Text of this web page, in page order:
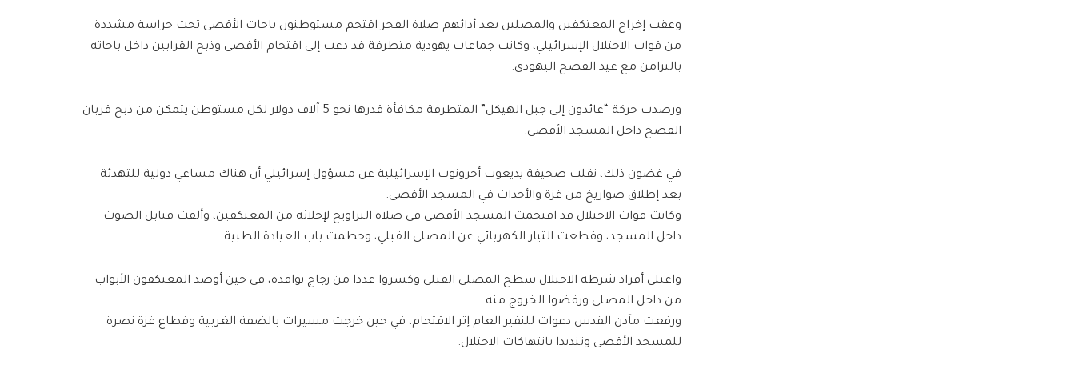
وعقب إخراج المعتكفين والمصلين بعد أدائهم صلاة الفجر اقتحم مستوطنون باحات الأقصى تحت حراسة مشددة
من قوات الاحتلال الإسرائيلي، وكانت جماعات يهودية متطرفة قد دعت إلى اقتحام الأقصى وذبح القرابين داخل باحاته
بالتزامن مع عيد الفصح اليهودي.
ورصدت حركة “عائدون إلى جبل الهيكل” المتطرفة مكافأة قدرها نحو 5 آلاف دولار لكل مستوطن يتمكن من ذبح قربان
الفصح داخل المسجد الأقصى.
في غضون ذلك، نقلت صحيفة يديعوت أحرونوت الإسرائيلية عن مسؤول إسرائيلي أن هناك مساعي دولية للتهدئة
بعد إطلاق صواريخ من غزة والأحداث في المسجد الأقصى.
وكانت قوات الاحتلال قد اقتحمت المسجد الأقصى في صلاة التراويح لإخلائه من المعتكفين، وألقت قنابل الصوت
داخل المسجد، وقطعت التيار الكهربائي عن المصلى القبلي، وحطمت باب العيادة الطبية.
واعتلى أفراد شرطة الاحتلال سطح المصلى القبلي وكسروا عددا من زجاج نوافذه، في حين أوصد المعتكفون الأبواب
من داخل المصلى ورفضوا الخروج منه.
ورفعت مآذن القدس دعوات للنفير العام إثر الاقتحام، في حين خرجت مسيرات بالضفة الغربية وقطاع غزة نصرة
للمسجد الأقصى وتنديدا بانتهاكات الاحتلال.